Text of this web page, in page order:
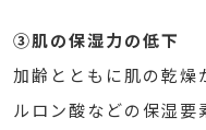
③肌の保湿力の低下
加齢とともに肌の乾燥
ルロン酸などの保湿要